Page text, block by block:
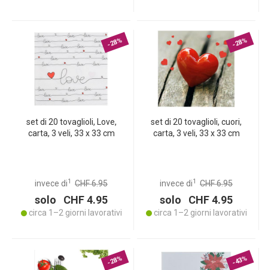
-28%
set di 20 tovaglioli, Love,
carta, 3 veli, 33 x 33 cm
invece di1 CHF 6.95
solo CHF 4.95
circa 1–2 giorni lavorativi
-28%
set di 20 tovaglioli, cuori,
carta, 3 veli, 33 x 33 cm
invece di1 CHF 6.95
solo CHF 4.95
circa 1–2 giorni lavorativi
-28% -43%